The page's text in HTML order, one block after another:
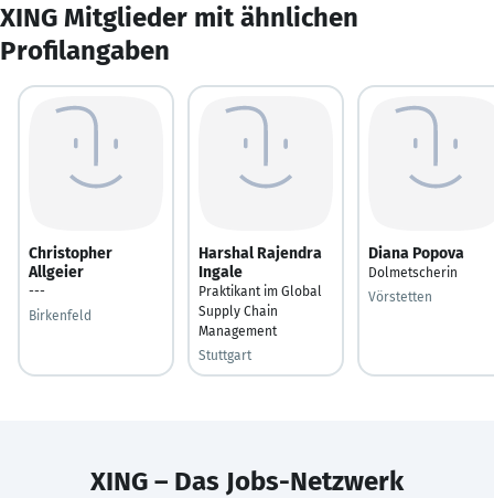
XING Mitglieder mit ähnlichen
Profilangaben
Christopher
Allgeier
---
Birkenfeld
Harshal Rajendra
Ingale
Praktikant im Global
Supply Chain
Management
Stuttgart
Diana Popova
Dolmetscherin
Vörstetten
XING – Das Jobs-Netzwerk